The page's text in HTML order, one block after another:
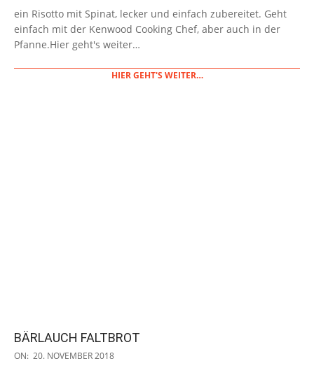
28
ein Risotto mit Spinat, lecker und einfach zubereitet. Geht
einfach mit der Kenwood Cooking Chef, aber auch in der
Pfanne.Hier geht's weiter…
HIER GEHT'S WEITER…
BÄRLAUCH FALTBROT
2018-
ON: 20. NOVEMBER 2018